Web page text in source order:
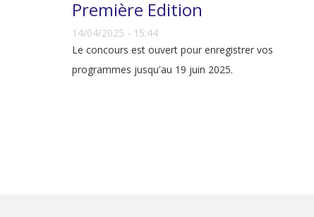
Première Edition
14/04/2025 - 15:44
Le concours est ouvert pour enregistrer vos
programmes jusqu'au 19 juin 2025.